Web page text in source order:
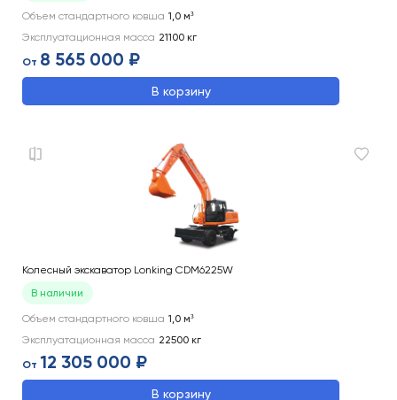
Объем стандартного ковша 1,0 м³
Эксплуатационная масса 21100 кг
От 8 565 000 ₽
В корзину
Колесный экскаватор Lonking CDM6225W
В наличии
Объем стандартного ковша 1,0 м³
Эксплуатационная масса 22500 кг
От 12 305 000 ₽
В корзину